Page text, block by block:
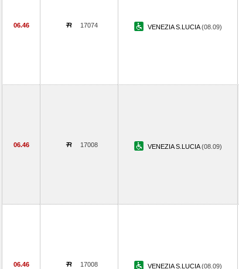
06.46 17074 VENEZIA S.LUCIA(08.09)
06.46 17008 VENEZIA S.LUCIA(08.09)
06.46 17008 VENEZIA S.LUCIA(08.09)